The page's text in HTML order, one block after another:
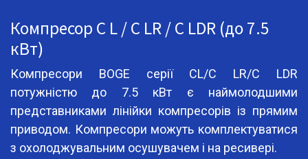
Компресор C L / C LR / C LDR (до 7.5
кВт)
Компресори BOGE серії CL/C LR/C LDR
потужністю до 7.5 кВт є наймолодшими
представниками лінійки компресорів із прямим
приводом. Компресори можуть комплектуватися
з охолоджувальним осушувачем і на ресивері.